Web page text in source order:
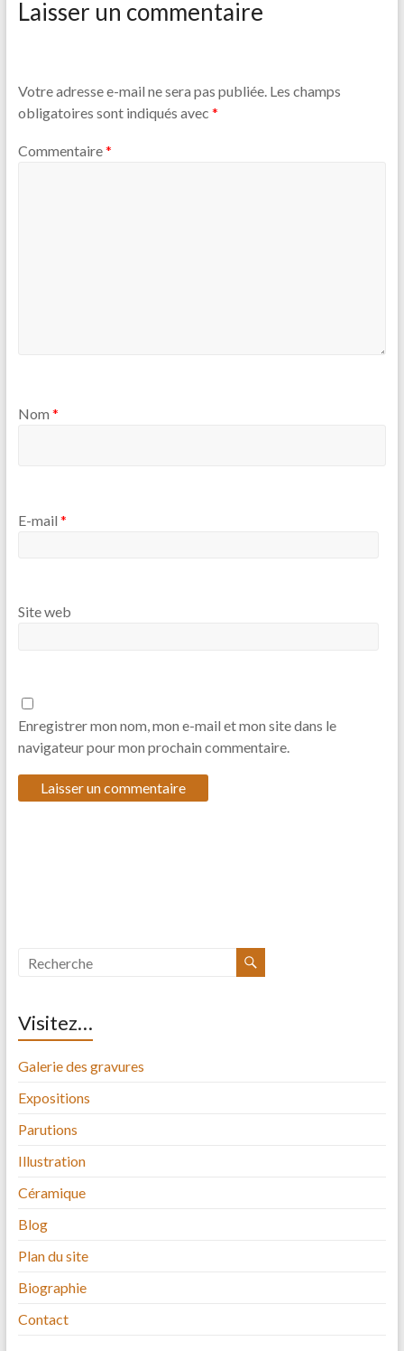
Laisser un commentaire
Votre adresse e-mail ne sera pas publiée. Les champs
obligatoires sont indiqués avec *
Commentaire*
Nom *
E-mail *
Site web
Enregistrer mon nom, mon e-mail et mon site dans le
navigateur pour mon prochain commentaire.
Visitez…
Galerie des gravures
Expositions
Parutions
Illustration
Céramique
Blog
Plan du site
Biographie
Contact